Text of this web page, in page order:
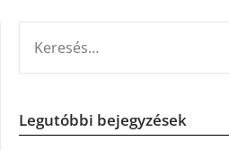
Legutóbbi bejegyzések